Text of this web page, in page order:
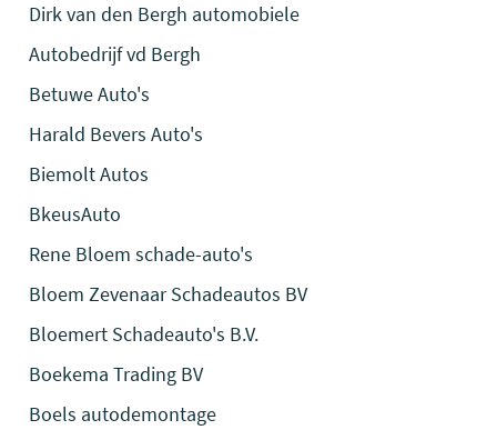
Dirk van den Bergh automobiele
Autobedrijf vd Bergh
Betuwe Auto's
Harald Bevers Auto's
Biemolt Autos
BkeusAuto
Rene Bloem schade-auto's
Bloem Zevenaar Schadeautos BV
Bloemert Schadeauto's B.V.
Boekema Trading BV
Boels autodemontage